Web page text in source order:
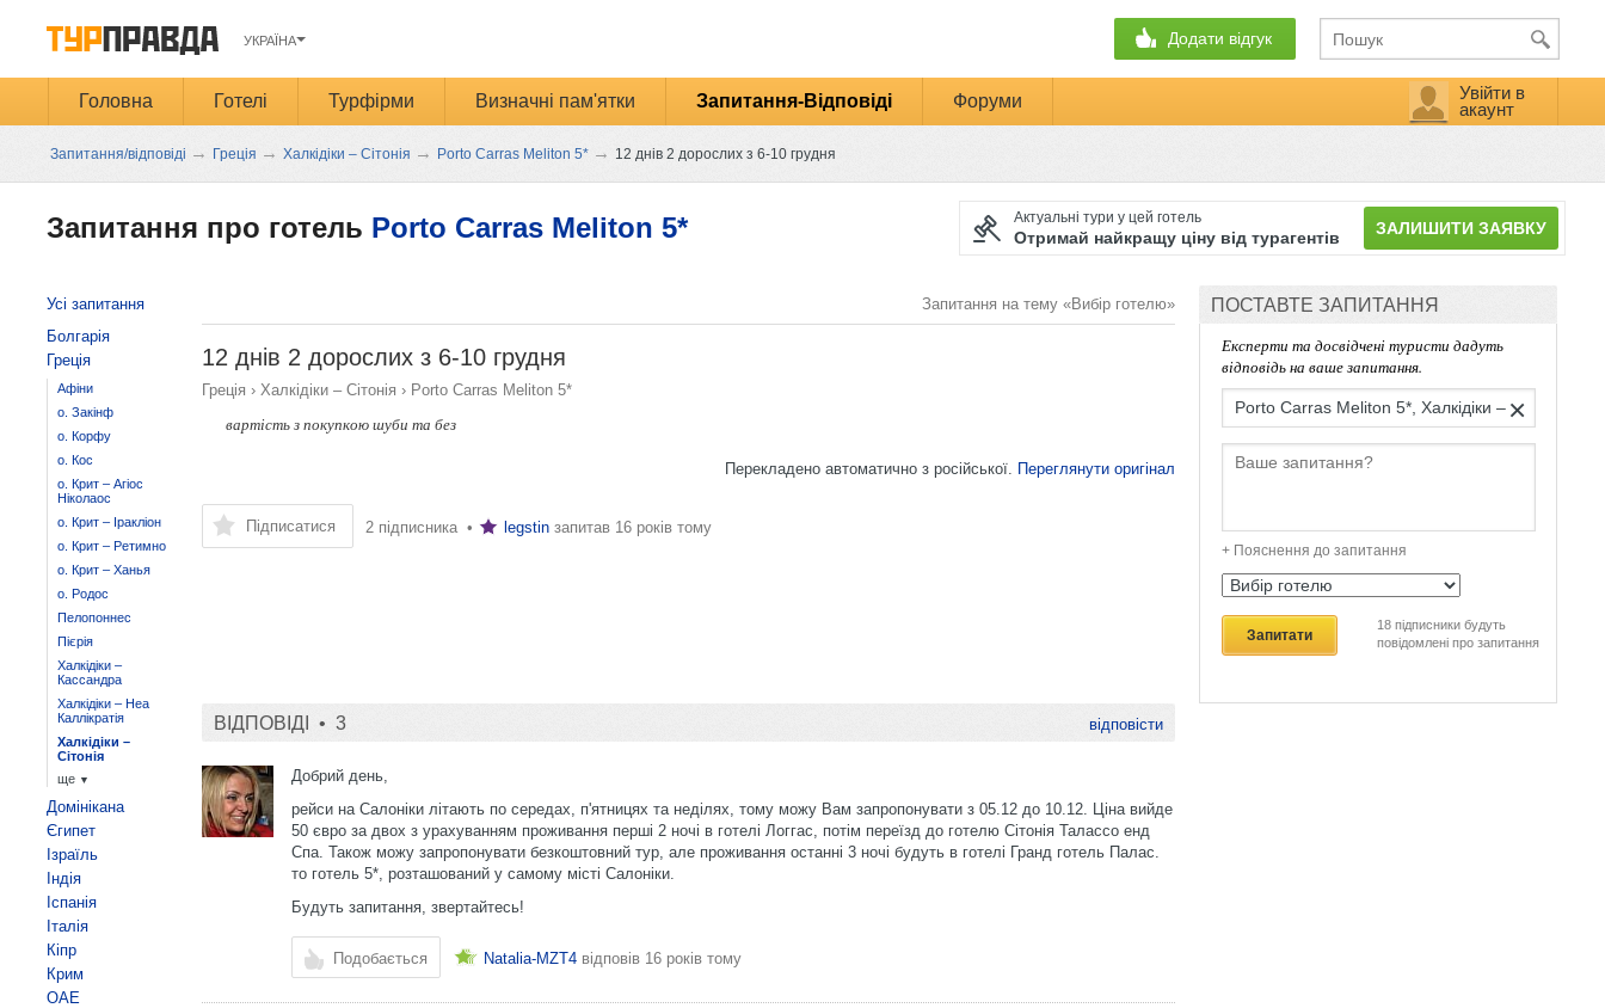
УКРАЇНА Додати відгук
Головна Готелі Турфірми Визначні пам'ятки Запитання-Відповіді Форуми
Увійти в
акаунт
Запитання/відповіді → Греція → Халкідіки – Сітонія → Porto Carras Meliton 5* → 12 днів 2 дорослих з 6-10 грудня
Запитання про готель Porto Carras Meliton 5* Актуальні тури у цей готель
Отримай найкращу ціну від турагентів ЗАЛИШИТИ ЗАЯВКУ
ПОСТАВТЕ ЗАПИТАННЯ
Експерти та досвідчені туристи дадуть
відповідь на ваше запитання.
×
+ Пояснення до запитання
Запитати
18підписники будуть
повідомлені про запитання
Запитання на тему «Вибір готелю»
12 днів 2 дорослих з 6-10 грудня
Греція › Халкідіки – Сітонія › Porto Carras Meliton 5*
вартість з покупкою шуби та без
Перекладено автоматично з російської. Переглянути оригінал
Підписатися 2 підписника • legstin запитав 16 років тому
ВІДПОВІДІ • 3 відповісти
Добрий день,
рейси на Салоніки літають по середах, п'ятницях та неділях, тому можу Вам запропонувати з 05.12 до 10.12. Ціна вийде
50 євро за двох з урахуванням проживання перші 2 ночі в готелі Логгас, потім переїзд до готелю Сітонія Талассо енд
Спа. Також можу запропонувати безкоштовний тур, але проживання останні 3 ночі будуть в готелі Гранд готель Палас.
то готель 5*, розташований у самому місті Салоніки.
Будуть запитання, звертайтесь!
Подобається Natalia-MZT4відповів 16 років тому
Усі запитання
Болгарія
Греція
Афіни
о. Закінф
о. Корфу
о. Кос
о. Крит – Агіос
Ніколаос
о. Крит – Іракліон
о. Крит – Ретимно
о. Крит – Ханья
о. Родос
Пелопоннес
Пієрія
Халкідіки –
Кассандра
Халкідіки – Неа
Каллікратія
Халкідіки –
Сітонія
ще ▼
Домінікана
Єгипет
Ізраїль
Індія
Іспанія
Італія
Кіпр
Крим
ОАЕ